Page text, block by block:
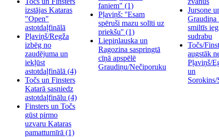
izstājas Kataras
"Open"
astotdaļfinālā
Pļaviņš/Regža
izbēg no
zaudējuma un
iekļūst
astotdaļfinālā (4)
Točs un Finsters
Katarā sasniedz
astotdaļfinālu (4)
Finsters un Točs
gūst pirmo
uzvaru Kataras
pamatturnīrā (1)
faniem" (1)
Pļaviņš: ''Esam
spēruši mazu solīti uz
priekšu'' (1)
Liepiņlauska un
Ragozina saspringtā
cīņā apspēlē
Graudiņu/Nečiporuku
Jursone
Graudiņa
smiltīs
sudrabu
Točs/
augstāk
Pļaviņš/
un